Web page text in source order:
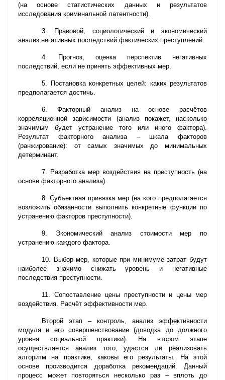
(на основе статистических данных и результатов
исследования криминальной латентности).
3. Правовой, социологический и экономический
анализ негативных последствий фактических преступлений.
4. Прогноз, оценка перспектив негативных
последствий, если не принять эффективных мер.
5. Постановка конкретных целей: каких результатов
предполагается достичь.
6. Факторный анализ на основе расчётов
корреляционной зависимости (анализ покажет, насколько
значимым будет устранение того или иного фактора).
Результат факторного анализа – шкала факторов
(ранжирование): от самых значимых до минимальных
детерминант.
7. Разработка мер воздействия на преступность (на
основе факторного анализа).
8. Субъектная привязка мер (на кого предполагается
возложить обязанности выполнить конкретные функции по
устранению факторов преступности).
9. Экономический анализ стоимости мер по
устранению каждого фактора.
10. Выбор мер, которые при минимуме затрат будут
наиболее значимо снижать уровень и негативные
последствия преступности.
11. Сопоставление цены преступности и цены мер
воздействия. Расчёт эффективности мер.
Второй этап – контроль, анализ эффективности
модуля и его совершенствование (доводка до должного
уровня социальной практики). На втором этапе
осуществляется анализ того, удастся ли реализовать
алгоритм на практике, каковы его результаты. На этой
основе производится доработка рекомендаций. Данный
процесс может повторяться несколько раз – вплоть до